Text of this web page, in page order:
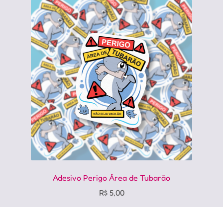
Adesivo Perigo Área de Tubarão
R$5,00